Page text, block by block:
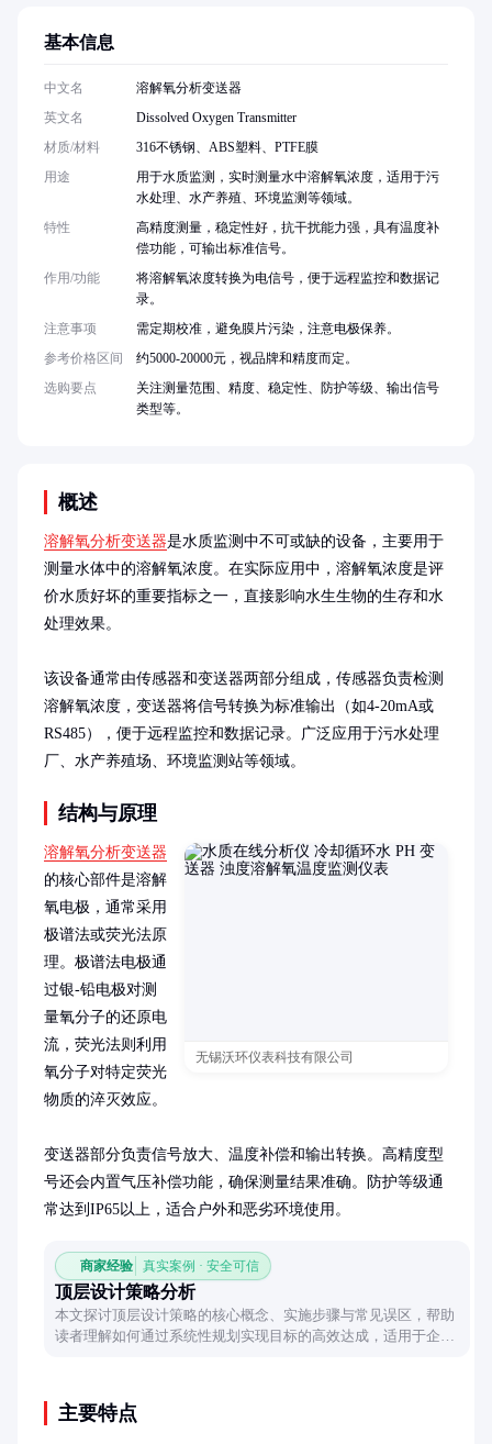
概述
溶解氧分析变送器是水质监测中不可或缺的设备，主要用于
测量水体中的溶解氧浓度。在实际应用中，溶解氧浓度是评
价水质好坏的重要指标之一，直接影响水生生物的生存和水
处理效果。
该设备通常由传感器和变送器两部分组成，传感器负责检测
溶解氧浓度，变送器将信号转换为标准输出（如4-20mA或
RS485），便于远程监控和数据记录。广泛应用于污水处理
厂、水产养殖场、环境监测站等领域。
结构与原理
无锡沃环仪表科技有限公司
溶解氧分析变送器
的核心部件是溶解
氧电极，通常采用
极谱法或荧光法原
理。极谱法电极通
过银-铅电极对测
量氧分子的还原电
流，荧光法则利用
氧分子对特定荧光
物质的淬灭效应。
变送器部分负责信号放大、温度补偿和输出转换。高精度型
号还会内置气压补偿功能，确保测量结果准确。防护等级通
常达到IP65以上，适合户外和恶劣环境使用。
商家经验 真实案例 · 安全可信
顶层设计策略分析
本文探讨顶层设计策略的核心概念、实施步骤与常见误区，帮助
读者理解如何通过系统性规划实现目标的高效达成，适用于企业
主要特点
基本信息
中文名
溶解氧分析变送器
英文名
Dissolved Oxygen Transmitter
材质/材料
316不锈钢、ABS塑料、PTFE膜
用途
用于水质监测，实时测量水中溶解氧浓度，适用于污
水处理、水产养殖、环境监测等领域。
特性
高精度测量，稳定性好，抗干扰能力强，具有温度补
偿功能，可输出标准信号。
作用/功能
将溶解氧浓度转换为电信号，便于远程监控和数据记
录。
注意事项
需定期校准，避免膜片污染，注意电极保养。
参考价格区间
约5000-20000元，视品牌和精度而定。
选购要点
关注测量范围、精度、稳定性、防护等级、输出信号
类型等。